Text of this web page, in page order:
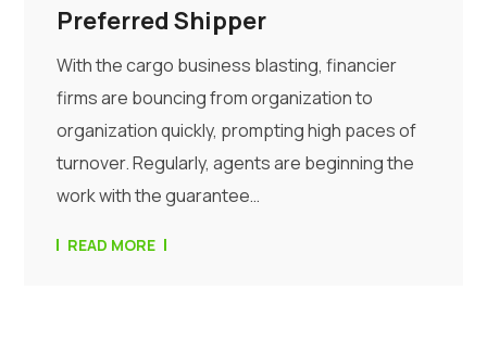
Preferred Shipper
With the cargo business blasting, financier
firms are bouncing from organization to
organization quickly, prompting high paces of
turnover. Regularly, agents are beginning the
work with the guarantee…
READ MORE